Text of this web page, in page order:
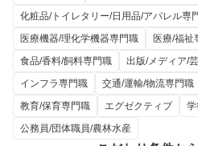
化粧品/トイレタリー/日用品/アパレル専
医療機器/理化学機器専門職
医療/福祉
食品/香料/飼料専門職
出版/メディア/
インフラ専門職
交通/運輸/物流専門職
教育/保育専門職
エグゼクティブ
公務員/団体職員/農林水産